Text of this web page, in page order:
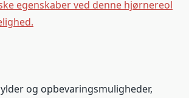
egenskaber ved denne hjørnereol
og opbevaringsmuligheder,